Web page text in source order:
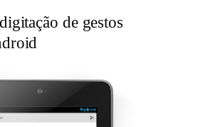
de gestos